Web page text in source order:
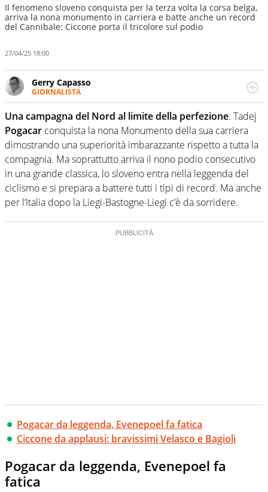
Il fenomeno sloveno conquista per la terza volta la corsa belga,
arriva la nona monumento in carriera e batte anche un record
del Cannibale: Ciccone porta il tricolore sul podio
27/04/25 18:00
Gerry Capasso
GIORNALISTA
Per lui gli sport americani non hanno segreti: basket,
football, baseball e la capacità innata di trovare la notizia
dove altri non vedono granché
Una campagna del Nord al limite della perfezione. Tadej
Pogacar conquista la nona Monumento della sua carriera
dimostrando una superiorità imbarazzante rispetto a tutta la
compagnia. Ma soprattutto arriva il nono podio consecutivo
in una grande classica, lo sloveno entra nella leggenda del
ciclismo e si prepara a battere tutti i tipi di record. Ma anche
per l’Italia dopo la Liegi-Bastogne-Liegi c’è da sorridere.
Pogacar da leggenda, Evenepoel fa fatica
Ciccone da applausi: bravissimi Velasco e Bagioli
Pogacar da leggenda, Evenepoel fa
fatica